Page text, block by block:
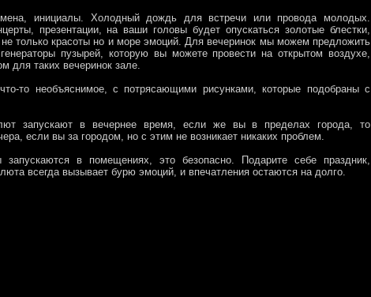
инициалы. Холодный дождь для встречи или провода молодых.
презентации, на ваши головы будет опускаться золотые блестки,
не только красоты но и море эмоций. Для вечеринок мы можем предложить
пузырей, которую вы можете провести на открытом воздухе,
для таких вечеринок зале.
то необъяснимое, с потрясающими рисунками, которые подобраны с
запускают в вечернее время, если же вы в пределах города, то
если вы за городом, но с этим не возникает никаких проблем.
в помещениях, это безопасно. Подарите себе праздник,
всегда вызывает бурю эмоций, и впечатления остаются на долго.